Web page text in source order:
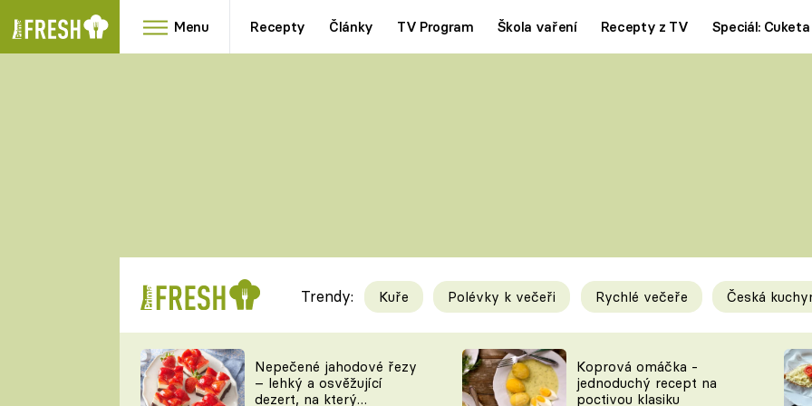
Menu Recepty Články TV Program Škola vaření Recepty z TV Speciál: Cuketa
RYCHLOVKY
Videorecepty
TEĎ VAŘÍ ŠÉF!
Tipy a triky
KAM ZA JÍDLEM
Trendy: Kuře Polévky k večeři Rychlé večeře Česká
Nepečené jahodové řezy
– lehký a osvěžující
dezert, na který
Koprová omáčka -
jednoduchý recept na
poctivou klasiku